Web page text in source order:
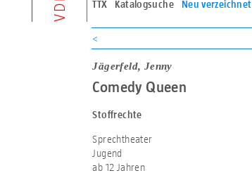
VDB TTX Katalogsuche Neu verzeichnet
<
Jägerfeld, Jenny
Comedy Queen
Stoffrechte
Sprechtheater
Jugend
ab 12 Jahren